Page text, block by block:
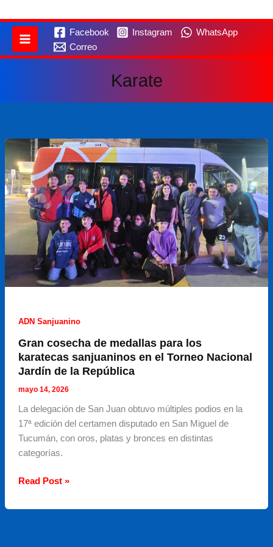
Facebook Instagram
WhatsApp
Correo
Karate
ADN Sanjuanino
Gran cosecha de medallas para los
karatecas sanjuaninos en el Torneo Nacional
Jardín de la República
mayo 14, 2026
La delegación de San Juan obtuvo múltiples podios en la
17ª edición del certamen disputado en San Miguel de
Tucumán, con oros, platas y bronces en distintas
categorías.
Gran
de
Read Post »